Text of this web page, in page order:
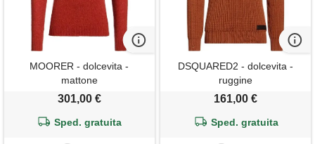
MOORER - dolcevita -
mattone
301,00 €
Sped. gratuita
DSQUARED2 - dolcevita -
ruggine
161,00 €
Sped. gratuita